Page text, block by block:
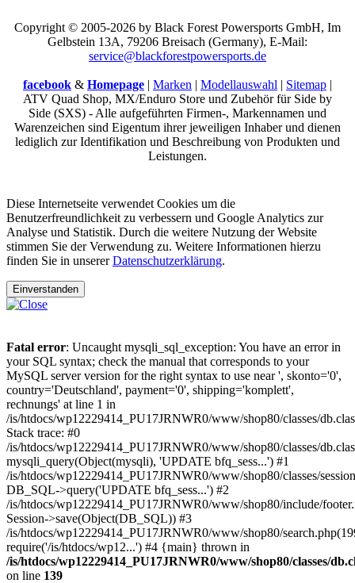
Copyright © 2005-2026 by Black Forest Powersports GmbH, Im
Gelbstein 13A, 79206 Breisach (Germany), E-Mail:
service@blackforestpowersports.de
facebook & Homepage | Marken | Modellauswahl | Sitemap |
ATV Quad Shop, MX/Enduro Store und Zubehör für Side by
Side (SXS) - Alle aufgeführten Firmen-, Markennamen und
Warenzeichen sind Eigentum ihrer jeweiligen Inhaber und dienen
lediglich zur Identifikation und Beschreibung von Produkten und
Leistungen.
Diese Internetseite verwendet Cookies um die
Benutzerfreundlichkeit zu verbessern und Google Analytics zur
Analyse und Statistik. Durch die weitere Nutzung der Website
stimmen Sie der Verwendung zu. Weitere Informationen hierzu
finden Sie in unsererDatenschutzerklärung.
Einverstanden
Fatal error: Uncaught mysqli_sql_exception: You have an error in
your SQL syntax; check the manual that corresponds to your
MySQL server version for the right syntax to use near ', skonto='0',
country='Deutschland', payment='0', shipping='komplett',
rechnungs' at line 1 in
/is/htdocs/wp12229414_PU17JRNWR0/www/shop80/classes/
Stack trace: #0
/is/htdocs/wp12229414_PU17JRNWR0/www/shop80/classes/
mysqli_query(Object(mysqli), 'UPDATE bfq_sess...') #1
/is/htdocs/wp12229414_PU17JRNWR0/www/shop80/classes/
DB_SQL->query('UPDATE bfq_sess...') #2
/is/htdocs/wp12229414_PU17JRNWR0/www/shop80/include/
Session->save(Object(DB_SQL)) #3
/is/htdocs/wp12229414_PU17JRNWR0/www/shop80/
require('/is/htdocs/wp12...') #4 {main} thrown in
/is/htdocs/wp12229414_PU17JRNWR0/www/shop80/classes/
on line 139